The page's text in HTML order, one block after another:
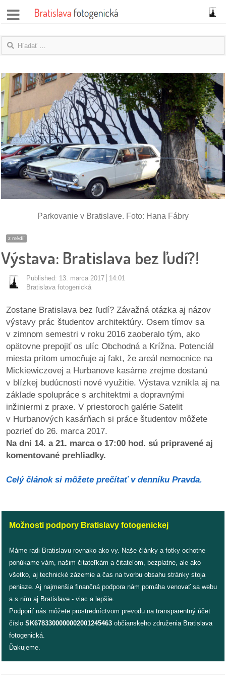
správy
názory
blogy
rozhovory
fotky
protesty
Historický
kalendár
mestské
časti
kauzy
konania
stavebné
konania
pripomienkové
dobrá
práca
petície
z
médií
videá
vychádzky
Parkovanie v Bratislave. Foto: Hana Fábry
z médií
Výstava: Bratislava bez ľudí?!
Published: 13. marca 2017
14:01
Bratislava fotogenická
Zostane Bratislava bez ľudí? Závažná otázka aj názov
výstavy prác študentov architektúry. Osem tímov sa
v zimnom semestri v roku 2016 zaoberalo tým, ako
opätovne prepojiť os ulíc Obchodná a Krížna. Potenciál
miesta pritom umocňuje aj fakt, že areál nemocnice na
Mickiewiczovej a Hurbanove kasárne zrejme dostanú
v blízkej budúcnosti nové využitie. Výstava vznikla aj na
základe spolupráce s architektmi a dopravnými
inžiniermi z praxe. V priestoroch galérie Satelit
v Hurbanových kasárňach si práce študentov môžete
pozrieť do 26. marca 2017.
Na dni 14. a 21. marca o 17:00 hod. sú pripravené aj
komentované prehliadky.
Celý článok si môžete prečítať v denníku Pravda.
Možnosti podpory Bratislavy fotogenickej
Máme radi Bratislavu rovnako ako vy. Naše články a fotky ochotne
ponúkame vám, našim čitateľkám a čitateľom, bezplatne, ale ako
všetko, aj technické zázemie a čas na tvorbu obsahu stránky stoja
peniaze. Aj najmenšia finančná podpora nám pomáha venovať sa webu
a s ním aj Bratislave - viac a lepšie.
Podporiť nás môžete prostredníctvom prevodu na transparentný účet
číslo SK6783300000002001245463 občianskeho združenia Bratislava
fotogenická.
Ďakujeme.